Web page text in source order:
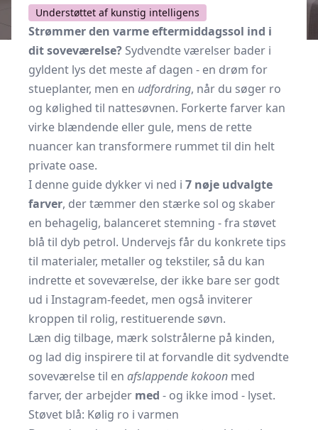
Understøttet af kunstig intelligens
Strømmer den varme eftermiddags­sol ind i
dit soveværelse? Sydvendte værelser bader i
gyldent lys det meste af dagen - en drøm for
stueplanter, men en udfordring, når du søger ro
og kølighed til nattesøvnen. Forkerte farver kan
virke blændende eller gule, mens de rette
nuancer kan transformere rummet til din helt
private oase.
I denne guide dykker vi ned i 7 nøje udvalgte
farver, der tæmmer den stærke sol og skaber
en behagelig, balanceret stemning - fra støvet
blå til dyb petrol. Undervejs får du konkrete tips
til materialer, metaller og tekstiler, så du kan
indrette et soveværelse, der ikke bare ser godt
ud i Instagram-feedet, men også inviterer
kroppen til rolig, restituerende søvn.
Læn dig tilbage, mærk solstrålerne på kinden,
og lad dig inspirere til at forvandle dit sydvendte
soveværelse til en afslappende kokoon med
farver, der arbejder med - og ikke imod - lyset.
Støvet blå: Kølig ro i varmen